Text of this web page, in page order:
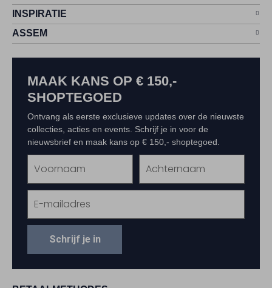
INSPIRATIE
ASSEM
MAAK KANS OP € 150,-
SHOPTEGOED
Ontvang als eerste exclusieve updates over de nieuwste
collecties, acties en events. Schrijf je in voor de
nieuwsbrief en maak kans op € 150,- shoptegoed.
Schrijf je in